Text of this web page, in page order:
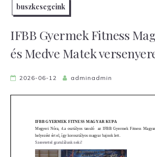
buszkesegeink
IFBB Gyermek Fitness
és Medve Matek
2026-06-12 adminadmin